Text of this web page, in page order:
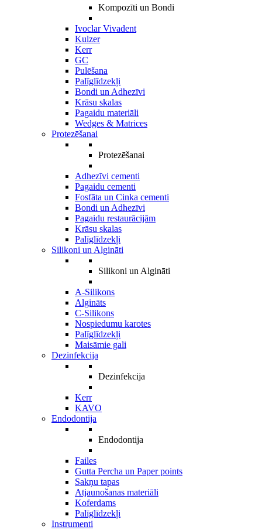
Kompozīti un Bondi
Ivoclar Vivadent
Kulzer
Kerr
GC
Pulēšana
Palīglīdzekļi
Bondi un Adhezīvi
Krāsu skalas
Pagaidu materiāli
Wedges & Matrices
Protezēšanai
Protezēšanai
Adhezīvi cementi
Pagaidu cementi
Fosfāta un Cinka cementi
Bondi un Adhezīvi
Pagaidu restaurācijām
Krāsu skalas
Palīglīdzekļi
Silikoni un Algināti
Silikoni un Algināti
A-Silikons
Algināts
C-Silikons
Nospiedumu karotes
Palīglīdzekļi
Maisāmie gali
Dezinfekcija
Dezinfekcija
Kerr
KAVO
Endodontija
Endodontija
Failes
Gutta Percha un Paper points
Sakņu tapas
Atjaunošanas materiāli
Koferdams
Palīglīdzekļi
Instrumenti